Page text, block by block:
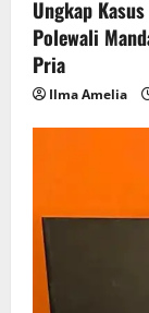
Ungkap
Polewali
Pria
Ilma Amelia